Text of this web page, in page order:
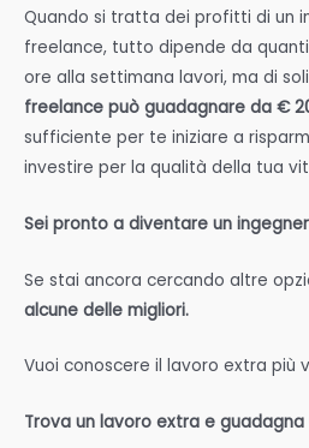
Quando si tratta dei profitti di un
freelance, tutto dipende da
ore alla settimana lavori, ma di
freelance può guadagnare da €
sufficiente per te iniziare a
investire per la qualità della tua
Sei pronto a diventare un
Se stai ancora cercando altre
alcune delle migliori.
Vuoi conoscere il lavoro extra più
Trova un lavoro extra e